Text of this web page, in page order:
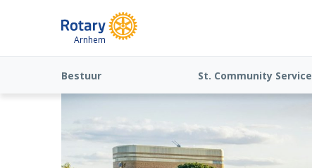
Arnhem
Bestuur
St. Community Service
inzake ANBI